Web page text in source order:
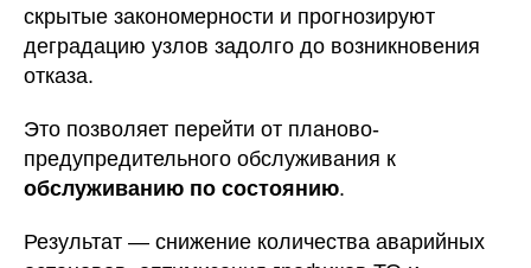
скрытые закономерности и прогнозируют
деградацию узлов задолго до возникновения
отказа.
Это позволяет перейти от планово-
предупредительного обслуживания к
обслуживанию по состоянию.
Результат — снижение количества аварийных